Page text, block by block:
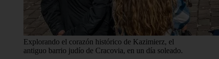
Explorando el corazón histórico de Kazimierz, el
antiguo barrio judío de Cracovia, en un día soleado.